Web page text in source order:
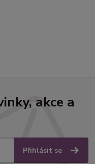
akce a
Přihlásit se